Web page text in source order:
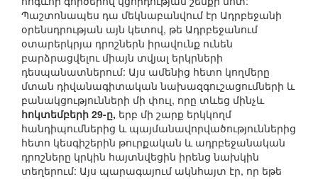
Պաշտոնապես դա մեկնաբանվում էր Ադրբեջանի
օրենսդրության այն կետով, թե Ադրբեջանում
օտարերկրյա դրոշներն իրավունք ունեն
բարձրացվելու միայն տվյալ երկրների
դեսպանատներում: Այս ամենից հետո կողմերը
մտան դիվանագիտական նախազգուշացումների և
բանակցությունների մի փուլ, որը տևեց մինչև
հոկտեմբերի 29-ը, երբ մի շարք երկկողմ
հանդիպումներից և պայմանավորվածություններից
հետո կեսգիշերին թուրքական և ադրբեջանական
դրոշները կրկին հայտնվեցին իրենց նախկին
տեղերում: Այս պարագայում ակնհայտ էր, որ եթե